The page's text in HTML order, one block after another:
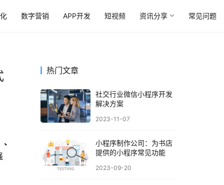
数字营销 APP开发 短视频 资讯分享 常见问题
热门文章
社交行业微信小程序开发
解决方案
2023-11-07
小程序制作公司：为书店
提供的小程序常见功能
2023-09-20